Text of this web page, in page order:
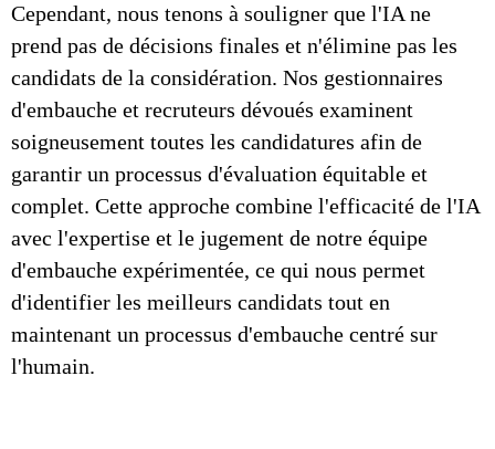
Cependant, nous tenons à souligner que l'IA ne
prend pas de décisions finales et n'élimine pas les
candidats de la considération. Nos gestionnaires
d'embauche et recruteurs dévoués examinent
soigneusement toutes les candidatures afin de
garantir un processus d'évaluation équitable et
complet. Cette approche combine l'efficacité de l'IA
avec l'expertise et le jugement de notre équipe
d'embauche expérimentée, ce qui nous permet
d'identifier les meilleurs candidats tout en
maintenant un processus d'embauche centré sur
l'humain.